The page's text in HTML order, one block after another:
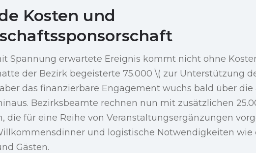
Kosten und
Spannung erwartete Ereignis kommt nicht ohne
der Bezirk begeisterte 75.000 \( zur Unterstützung
das finanzierbare Engagement wuchs bald über
Bezirksbeamte rechnen nun mit zusätzlichen
die für eine Reihe von Veranstaltungsergänzungen
und logistische Notwendigkeiten wie
Gästen.